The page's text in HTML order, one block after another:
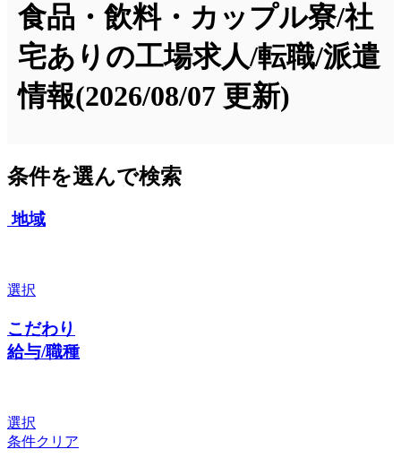
食品・飲料・カップル寮/社
宅ありの工場求人/転職/派遣
情報(2026/08/07 更新)
条件を選んで検索
地域
選択
こだわり
給与/職種
選択
条件クリア